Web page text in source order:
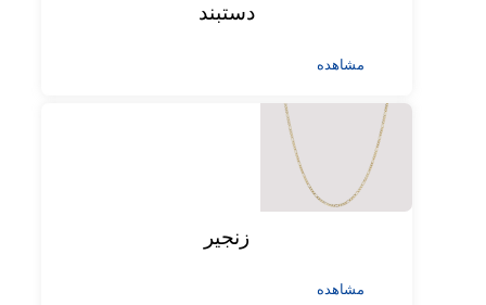
دستبند
مشاهده
زنجیر
مشاهده